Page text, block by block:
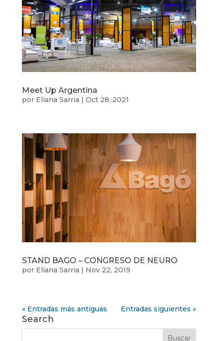
Meet Up Argentina
por Eliana Sarria | Oct 28, 2021
STAND BAGO – CONGRESO DE NEURO
por Eliana Sarria | Nov 22, 2019
« Entradas más antiguas Entradas siguientes »
Search